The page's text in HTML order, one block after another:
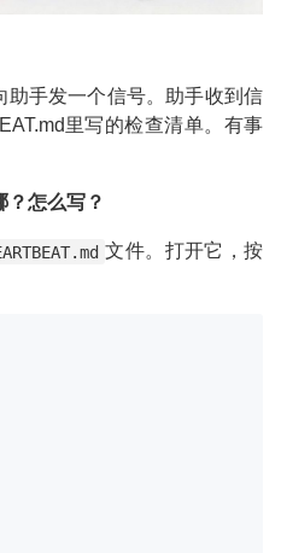
手发一个信号。助手收到信
里写的检查清单。有事
怎么写？
文件。打开它，按